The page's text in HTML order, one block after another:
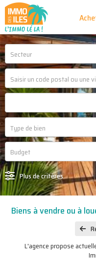
Nos
Secteur
Plus de critères
Biens à vendre ou à
L'agence propose